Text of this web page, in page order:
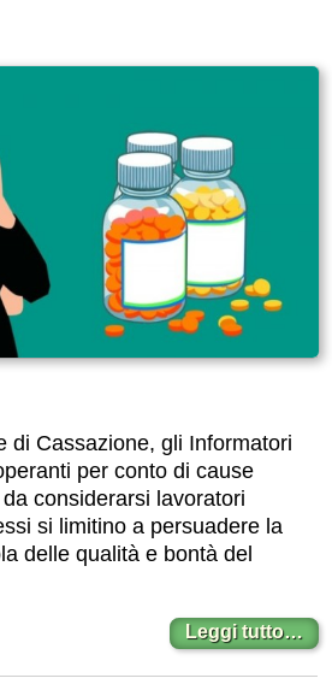
di Cassazione, gli Informatori
per conto di cause
considerarsi lavoratori
si limitino a persuadere la
delle qualità e bontà del
Leggi tutto…